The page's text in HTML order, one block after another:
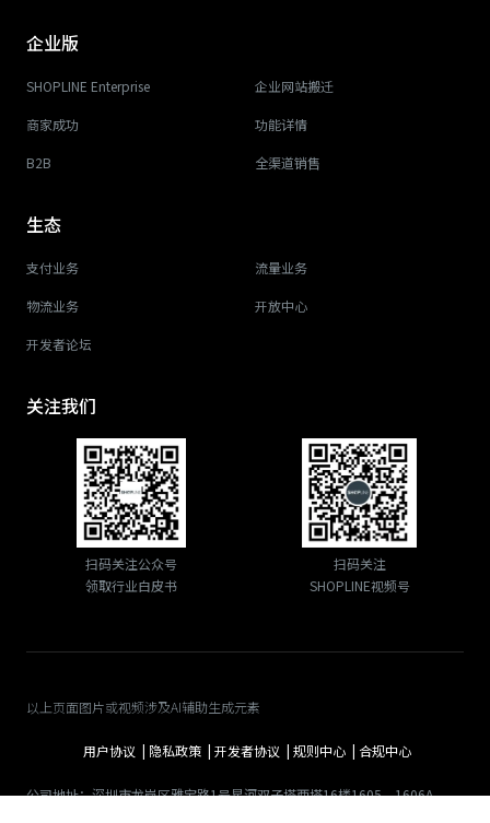
企业版
SHOPLINE Enterprise 企业网站搬迁
商家成功 功能详情
B2B 全渠道销售
生态
支付业务 流量业务
物流业务 开放中心
开发者论坛
关注我们
扫码关注公众号
领取行业白皮书
扫码关注
SHOPLINE视频号
以上页面图片或视频涉及AI辅助生成元素
用户协议 | 隐私政策 | 开发者协议 | 规则中心 | 合规中心
公司地址：深圳市龙岗区雅宝路1号星河双子塔西塔16楼1605、1606A